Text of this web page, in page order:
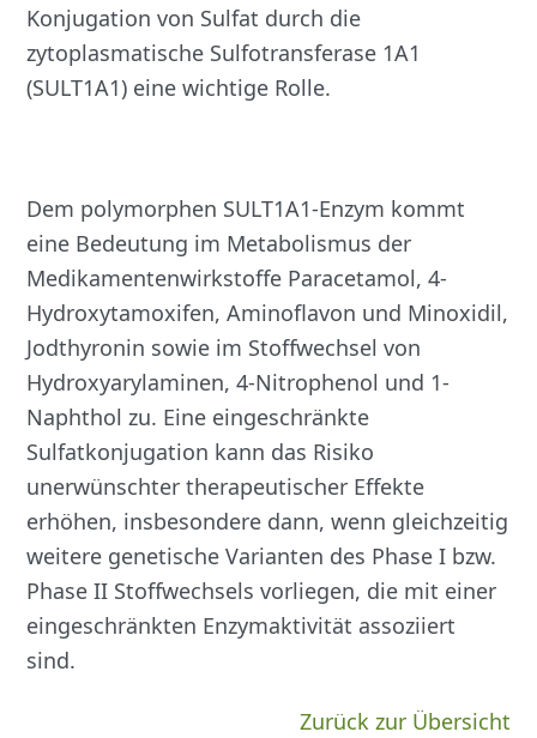
Konjugation von Sulfat durch die
zytoplasmatische Sulfotransferase 1A1
(SULT1A1) eine wichtige Rolle.
Dem polymorphen SULT1A1-Enzym kommt
eine Bedeutung im Metabolismus der
Medikamentenwirkstoffe Paracetamol, 4-
Hydroxytamoxifen, Aminoflavon und Minoxidil,
Jodthyronin sowie im Stoffwechsel von
Hydroxyarylaminen, 4-Nitrophenol und 1-
Naphthol zu. Eine eingeschränkte
Sulfatkonjugation kann das Risiko
unerwünschter therapeutischer Effekte
erhöhen, insbesondere dann, wenn gleichzeitig
weitere genetische Varianten des Phase I bzw.
Phase II Stoffwechsels vorliegen, die mit einer
eingeschränkten Enzymaktivität assoziiert
sind.
Zurück zur Übersicht